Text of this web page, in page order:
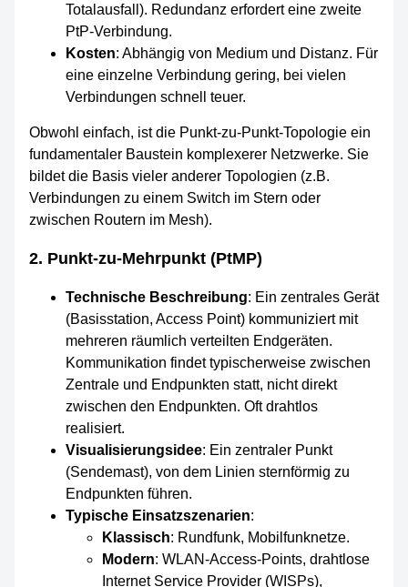
Totalausfall). Redundanz erfordert eine zweite
PtP-Verbindung.
Kosten: Abhängig von Medium und Distanz. Für
eine einzelne Verbindung gering, bei vielen
Verbindungen schnell teuer.
Obwohl einfach, ist die Punkt-zu-Punkt-Topologie ein
fundamentaler Baustein komplexerer Netzwerke. Sie
bildet die Basis vieler anderer Topologien (z.B.
Verbindungen zu einem Switch im Stern oder
zwischen Routern im Mesh).
2. Punkt-zu-Mehrpunkt (PtMP)
Technische Beschreibung: Ein zentrales Gerät
(Basisstation, Access Point) kommuniziert mit
mehreren räumlich verteilten Endgeräten.
Kommunikation findet typischerweise zwischen
Zentrale und Endpunkten statt, nicht direkt
zwischen den Endpunkten. Oft drahtlos
realisiert.
Visualisierungsidee: Ein zentraler Punkt
(Sendemast), von dem Linien sternförmig zu
Endpunkten führen.
Typische Einsatzszenarien:
Klassisch: Rundfunk, Mobilfunknetze.
Modern: WLAN-Access-Points, drahtlose
Internet Service Provider (WISPs),